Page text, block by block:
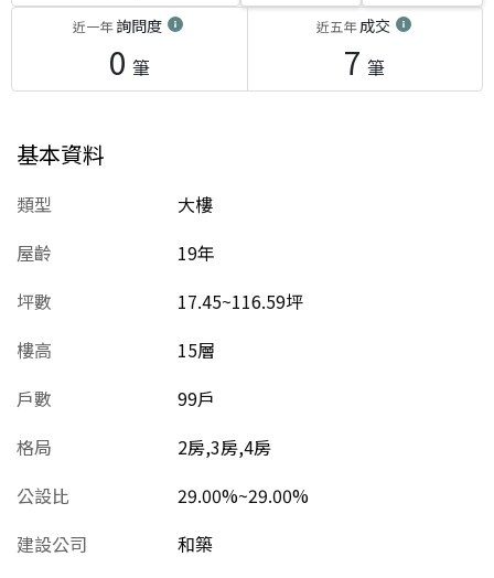
近一年詢問度
0 筆
近五年成交
7 筆
基本資料
類型
大樓
屋齡
19年
坪數
17.45~116.59坪
樓高
15層
戶數
99戶
格局
2房,3房,4房
公設比
29.00%~29.00%
建設公司
和築